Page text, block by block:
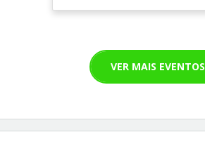
VER MAIS EVENTOS